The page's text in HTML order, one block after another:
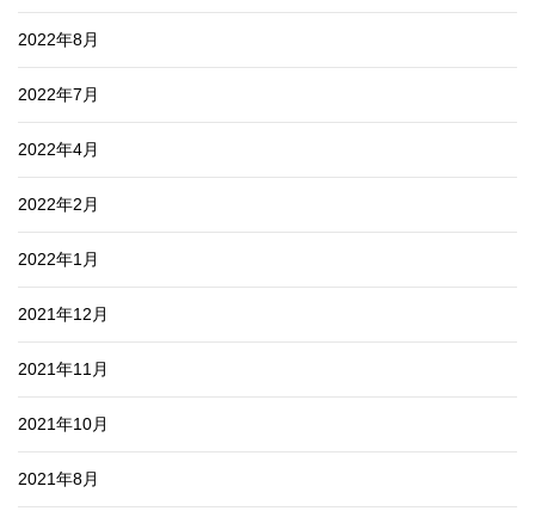
2022年8月
2022年7月
2022年4月
2022年2月
2022年1月
2021年12月
2021年11月
2021年10月
2021年8月